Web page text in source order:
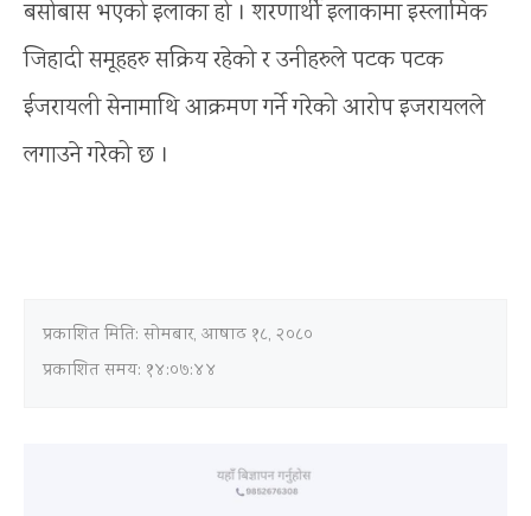
बसोबास भएको इलाका हो । शरणार्थी इलाकामा इस्लामिक
जिहादी समूहहरु सक्रिय रहेको र उनीहरुले पटक पटक
ईजरायली सेनामाथि आक्रमण गर्ने गरेको आरोप इजरायलले
लगाउने गरेको छ ।
प्रकाशित मिति: सोमबार, आषाढ १८, २०८०
प्रकाशित समय: १४:०७:४४